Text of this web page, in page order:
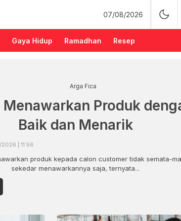
07/08/2026
Gaya Hidup Ramadhan Resep
Arga Fica
Menawarkan Produk
Baik dan Menarik
| 11:56
produk kepada calon customer tidak semata-
sekedar menawarkannya saja, ternyata...